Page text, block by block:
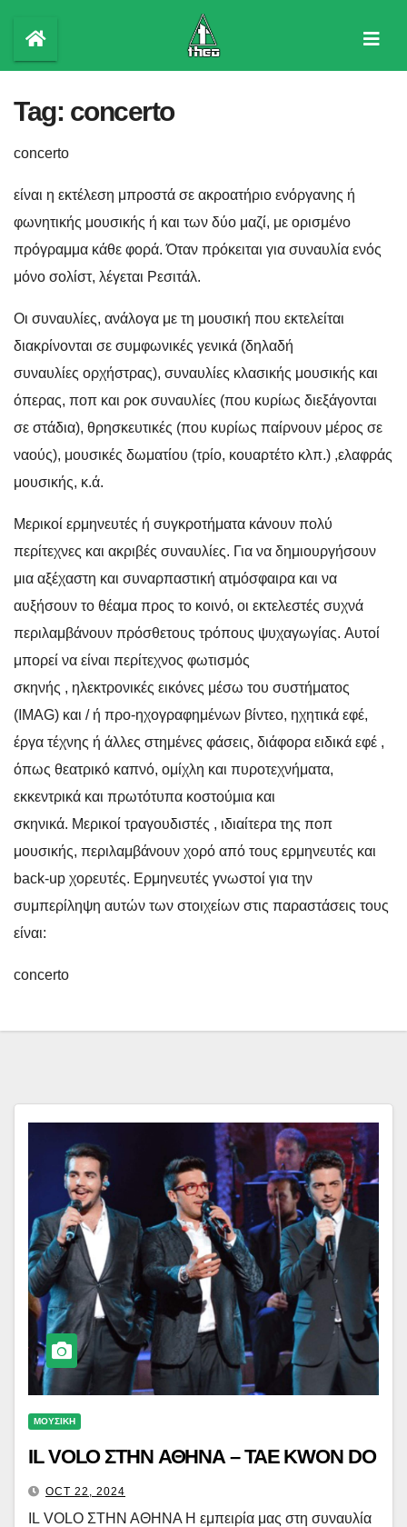
content
Tag: concerto
concerto
είναι η εκτέλεση μπροστά σε ακροατήριο ενόργανης ή
φωνητικής μουσικής ή και των δύο μαζί, με ορισμένο
πρόγραμμα κάθε φορά. Όταν πρόκειται για συναυλία ενός
μόνο σολίστ, λέγεται Ρεσιτάλ.
Οι συναυλίες, ανάλογα με τη μουσική που εκτελείται
διακρίνονται σε συμφωνικές γενικά (δηλαδή
συναυλίες ορχήστρας), συναυλίες κλασικής μουσικής και
όπερας, ποπ και ροκ συναυλίες (που κυρίως διεξάγονται
σε στάδια), θρησκευτικές (που κυρίως παίρνουν μέρος σε
ναούς), μουσικές δωματίου (τρίο, κουαρτέτο κλπ.) ,ελαφράς
μουσικής, κ.ά.
Μερικοί ερμηνευτές ή συγκροτήματα κάνουν πολύ
περίτεχνες και ακριβές συναυλίες. Για να δημιουργήσουν
μια αξέχαστη και συναρπαστική ατμόσφαιρα και να
αυξήσουν το θέαμα προς το κοινό, οι εκτελεστές συχνά
περιλαμβάνουν πρόσθετους τρόπους ψυχαγωγίας. Αυτοί
μπορεί να είναι περίτεχνος φωτισμός
σκηνής , ηλεκτρονικές εικόνες μέσω του συστήματος
(IMAG) και / ή προ-ηχογραφημένων βίντεο, ηχητικά εφέ,
έργα τέχνης ή άλλες στημένες φάσεις, διάφορα ειδικά εφέ ,
όπως θεατρικό καπνό, ομίχλη και πυροτεχνήματα,
εκκεντρικά και πρωτότυπα κοστούμια και
σκηνικά. Μερικοί τραγουδιστές , ιδιαίτερα της ποπ
μουσικής, περιλαμβάνουν χορό από τους ερμηνευτές και
back-up χορευτές. Ερμηνευτές γνωστοί για την
συμπερίληψη αυτών των στοιχείων στις παραστάσεις τους
είναι:
concerto
ΜΟΥΣΙΚΗ
IL VOLO ΣΤΗΝ ΑΘΗΝΑ – TAE KWON DO
OCT 22, 2024
IL VOLO ΣΤΗΝ ΑΘΗΝΑ Η εμπειρία μας στη συναυλία